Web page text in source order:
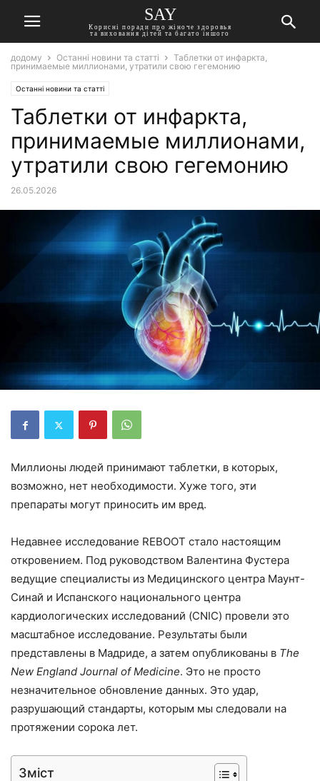
SAY
Корисні поради про жіноче здоровья
та виховання дітей та багато іншого
додому Останні новини та статті
Таблетки от инфаркта,
принимаемые миллионами, утратили свою гегемонию
Останні новини та статті
Таблетки от инфаркта,
принимаемые миллионами,
утратили свою гегемонию
26.05.2026
Миллионы людей принимают таблетки, в которых,
возможно, нет необходимости. Хуже того, эти
препараты могут приносить им вред.
Недавнее исследование REBOOT стало настоящим
откровением. Под руководством Валентина Фустера
ведущие специалисты из Медицинского центра Маунт-
Синай и Испанского национального центра
кардиологических исследований (CNIC) провели это
масштабное исследование. Результаты были
представлены в Мадриде, а затем опубликованы в The
New England Journal of Medicine. Это не просто
незначительное обновление данных. Это удар,
разрушающий стандарты, которым мы следовали на
протяжении сорока лет.
Зміст